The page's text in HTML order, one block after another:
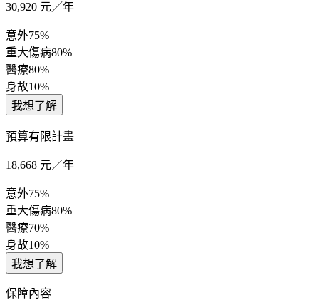
30,920 元／年
意外75%
重大傷病80%
醫療80%
身故10%
我想了解
預算有限計畫
18,668 元／年
意外75%
重大傷病80%
醫療70%
身故10%
我想了解
保障內容